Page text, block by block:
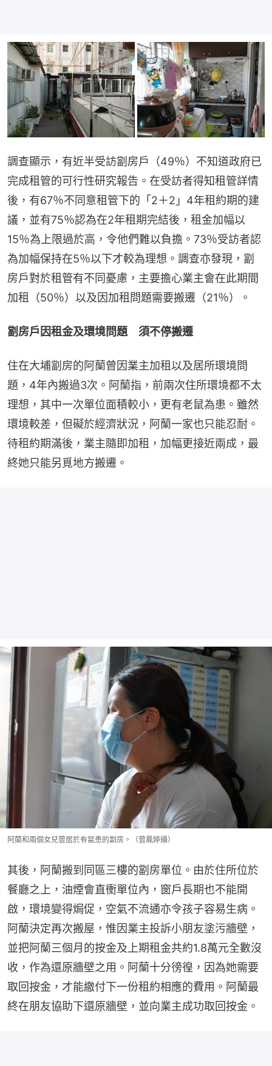
調查顯示，有近半受訪劏房戶（49％）不知道政府已
完成租管的可行性研究報告。在受訪者得知租管詳情
後，有67％不同意租管下的「2＋2」4年租約期的建
議，並有75％認為在2年租期完結後，租金加幅以
15％為上限過於高，令他們難以負擔。73％受訪者認
為加幅保持在5％以下才較為理想。調查亦發現，劏
房戶對於租管有不同憂慮，主要擔心業主會在此期間
加租（50％）以及因加租問題需要搬遷（21％）。
劏房戶因租金及環境問題　須不停搬遷
住在大埔劏房的阿蘭曾因業主加租以及居所環境問
題，4年內搬過3次。阿蘭指，前兩次住所環境都不太
理想，其中一次單位面積較小，更有老鼠為患。雖然
環境較差，但礙於經濟狀況，阿蘭一家也只能忍耐。
待租約期滿後，業主隨即加租，加幅更接近兩成，最
終她只能另覓地方搬遷。
阿蘭和兩個女兒曾居於有鼠患的劏房。（曾鳳婷攝）
其後，阿蘭搬到同區三樓的劏房單位。由於住所位於
餐廳之上，油煙會直衝單位內，窗戶長期也不能開
啟，環境變得焗促，空氣不流通亦令孩子容易生病。
阿蘭決定再次搬屋，惟因業主投訴小朋友塗污牆壁，
並把阿蘭三個月的按金及上期租金共約1.8萬元全數沒
收，作為還原牆壁之用。阿蘭十分徬徨，因為她需要
取回按金，才能繳付下一份租約相應的費用。阿蘭最
終在朋友協助下還原牆壁，並向業主成功取回按金。